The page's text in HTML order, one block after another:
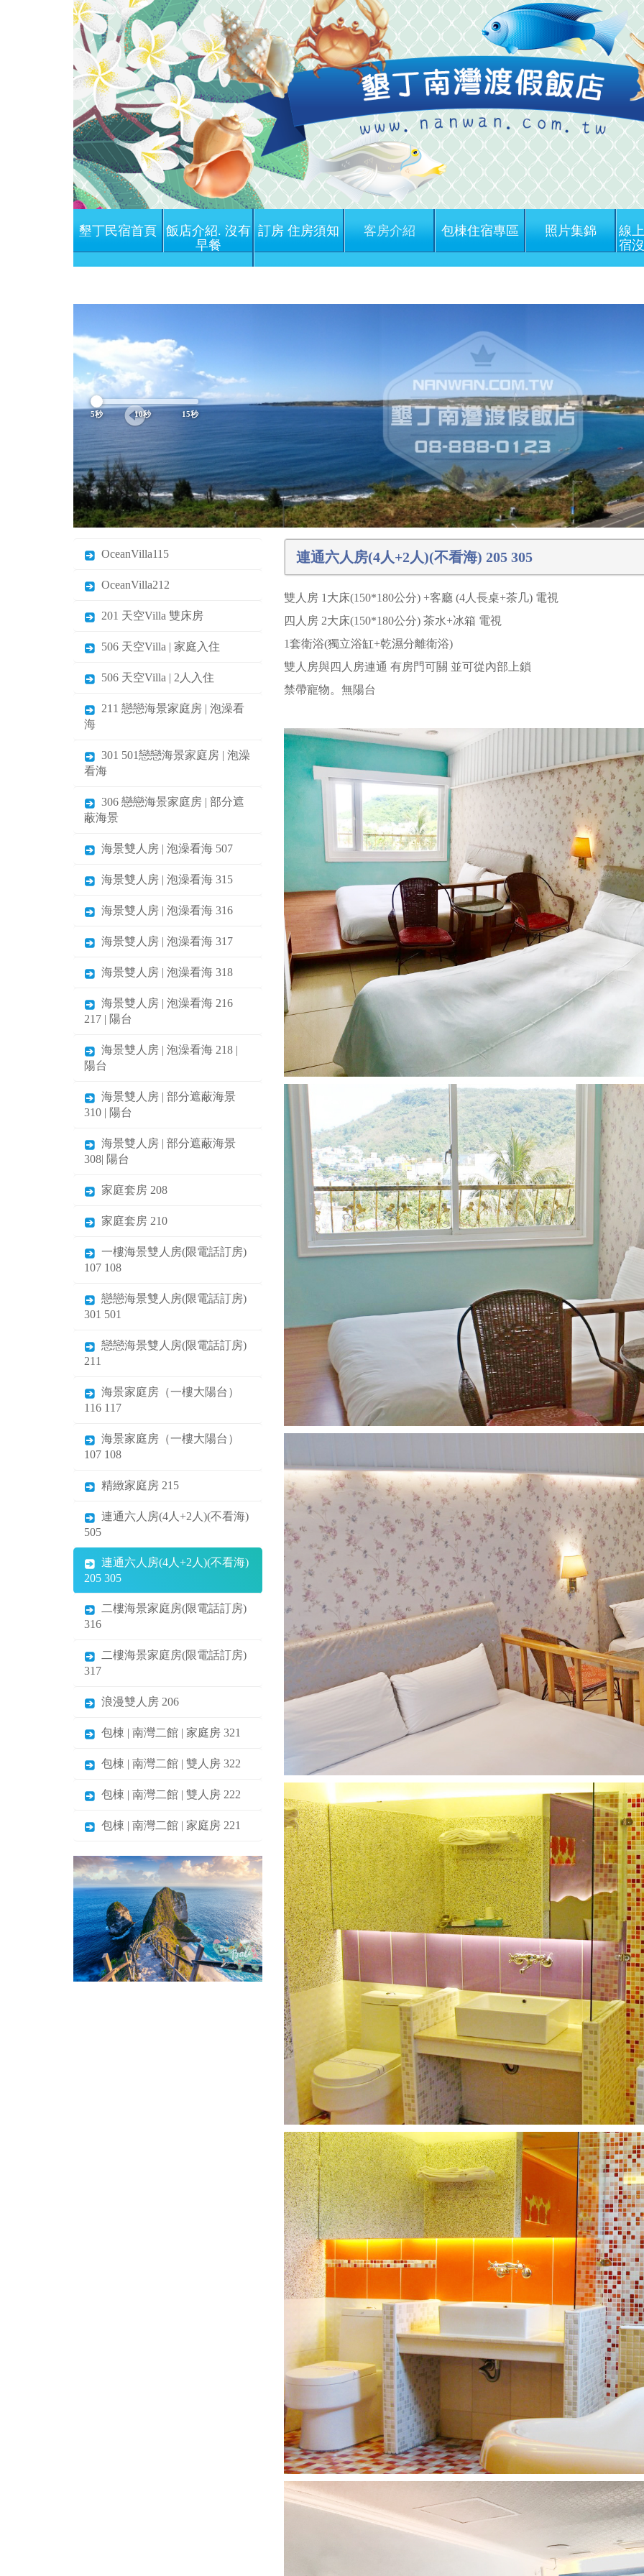
墾丁民宿首頁
飯店介紹. 沒有
早餐
訂房 住房須知 客房介紹 包棟住宿專區 照片集錦
線
宿
5秒 10秒 15秒
OceanVilla115
OceanVilla212
201 天空Villa 雙床房
506 天空Villa | 家庭入住
506 天空Villa | 2人入住
211 戀戀海景家庭房 | 泡澡看
海
301 501戀戀海景家庭房 | 泡澡
看海
306 戀戀海景家庭房 | 部分遮
蔽海景
海景雙人房 | 泡澡看海 507
海景雙人房 | 泡澡看海 315
海景雙人房 | 泡澡看海 316
海景雙人房 | 泡澡看海 317
海景雙人房 | 泡澡看海 318
海景雙人房 | 泡澡看海 216
217 | 陽台
海景雙人房 | 泡澡看海 218 |
陽台
海景雙人房 | 部分遮蔽海景
310 | 陽台
海景雙人房 | 部分遮蔽海景
308| 陽台
家庭套房 208
家庭套房 210
一樓海景雙人房(限電話訂房)
107 108
戀戀海景雙人房(限電話訂房)
301 501
戀戀海景雙人房(限電話訂房)
211
海景家庭房（一樓大陽台）
116 117
海景家庭房（一樓大陽台）
107 108
精緻家庭房 215
連通六人房(4人+2人)(不看海)
505
連通六人房(4人+2人)(不看海)
205 305
二樓海景家庭房(限電話訂房)
316
二樓海景家庭房(限電話訂房)
317
浪漫雙人房 206
包棟 | 南灣二館 | 家庭房 321
包棟 | 南灣二館 | 雙人房 322
包棟 | 南灣二館 | 雙人房 222
包棟 | 南灣二館 | 家庭房 221
連通六人房(4人+2人)(不看海) 205 305
雙人房 1大床(150*180公分) +客廳 (4人長桌+茶几) 電視
四人房 2大床(150*180公分) 茶水+冰箱 電視
1套衛浴(獨立浴缸+乾濕分離衛浴)
雙人房與四人房連通 有房門可關 並可從內部上鎖
禁帶寵物。無陽台